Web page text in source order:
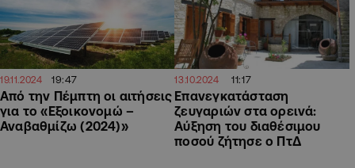
19.11.2024 19:47
Από την Πέμπτη οι αιτήσεις
για το «Εξοικονομώ –
Αναβαθμίζω (2024)»
13.10.2024 11:17
Επανεγκατάσταση
ζευγαριών στα ορεινά:
Αύξηση του διαθέσιμου
ποσού ζήτησε ο ΠτΔ